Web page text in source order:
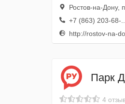
Ростов-на-Дону,
+7 (863) 203-68-...
http://rostov-na-
Парк
4